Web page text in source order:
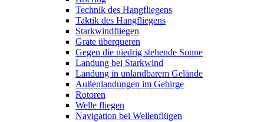
Technik des Hangfliegens
Taktik des Hangfliegens
Starkwindfliegen
Grate überqueren
Gegen die niedrig stehende Sonne
Landung bei Starkwind
Landung in unlandbarem Gelände
Außenlandungen im Gebirge
Rotoren
Welle fliegen
Navigation bei Wellenflügen